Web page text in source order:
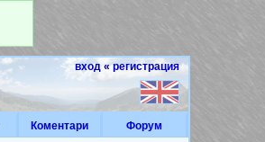
вход « регистрация
Коментари Форум